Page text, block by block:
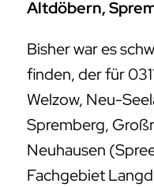
Altdöbern,
Bisher war es
finden, der für
Welzow, Neu-
Spremberg,
Neuhausen
Fachgebiet